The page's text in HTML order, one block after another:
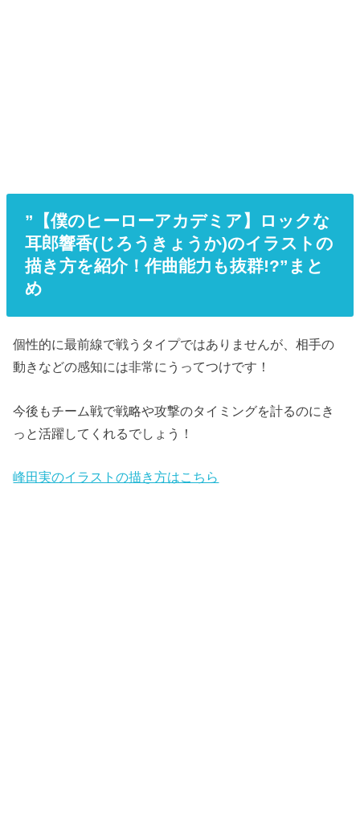
”【僕のヒーローアカデミア】ロックな
耳郎響香(じろうきょうか)のイラストの
描き方を紹介！作曲能力も抜群!?”まと
め
個性的に最前線で戦うタイプではありませんが、相手の
動きなどの感知には非常にうってつけです！
今後もチーム戦で戦略や攻撃のタイミングを計るのにき
っと活躍してくれるでしょう！
峰田実のイラストの描き方はこちら